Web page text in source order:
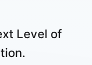
Level of